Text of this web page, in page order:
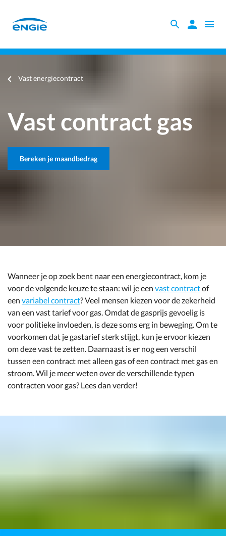
mainZoeken
de
Zoeken
Open
Je
Vast energiecontract
Vast contract gas
Bereken je maandbedrag
Wanneer je op zoek bent naar een energiecontract, kom je
voor de volgende keuze te staan: wil je een vast contractof
een variabel contract? Veel mensen kiezen voor de zekerheid
van een vast tarief voor gas. Omdat de gasprijs gevoelig is
voor politieke invloeden, is deze soms erg in beweging. Om te
voorkomen dat je gastarief sterk stijgt, kun je ervoor kiezen
om deze vast te zetten. Daarnaast is er nog een verschil
tussen een contract met alleen gas of een contract met gas en
stroom. Wil je meer weten over de verschillende typen
contracten voor gas? Lees dan verder!